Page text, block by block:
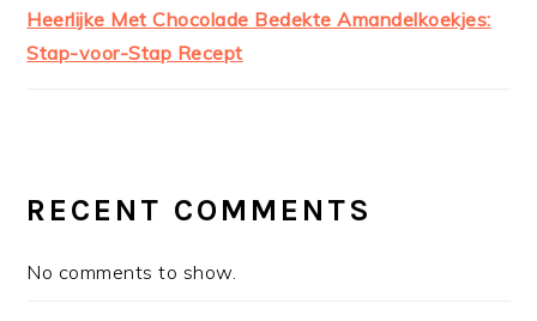
Heerlijke Met Chocolade Bedekte Amandelkoekjes:
Stap-voor-Stap Recept
RECENT COMMENTS
No comments to show.